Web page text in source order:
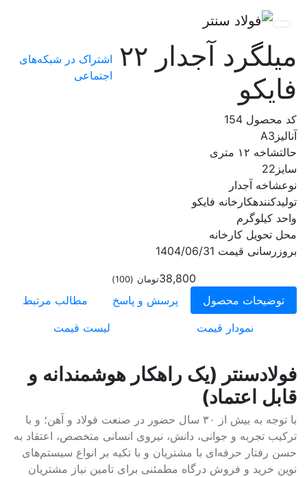
میلگرد آجدار ۲۲
فایکو
اشتراک در شبکه‌های
اجتماعی
کد محصول 154
آنالیز A3
حالتشاخه ۱۲ متری
سایز 22
نوعشاخه آجدار
تولیدکنندهکارخانه فایکو
واحد کیلوگرم
محل تحویل کارخانه
بروزرسانی قیمت 1404/06/31
38,800تومان (
100
)
توضیحات محصول پرسش و پاسخ
مطالب مرتبط
نمودار قیمت
لیست قیمت
فولادسنتر (یک راهکار هوشمندانه و
قابل اعتماد)
با توجه به بیش از ۳۰ سال حضور در صنعت فولاد و آهن؛ و با
ترکیب تجربه و جوانی، دانش، نیروی انسانی متخصص، اعتقاد به
حسن رفتار حرفه‌ای با مشتریان و با تکیه بر انواع سیستم‌های
نوین خرید و فروش درگاه مطمئنی برای تامین نیاز مشتریان